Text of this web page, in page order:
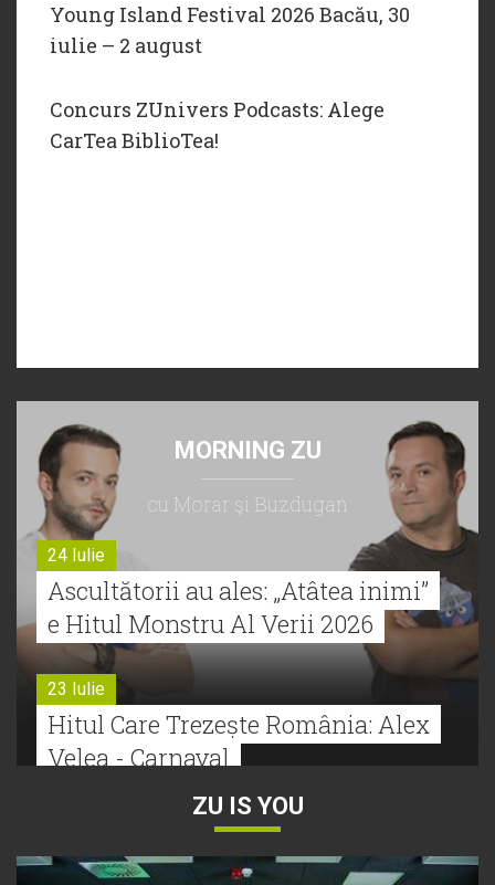
Young Island Festival 2026 Bacău, 30
iulie – 2 august
Concurs ZUnivers Podcasts: Alege
CarTea BiblioTea!
MORNING ZU
cu Morar şi Buzdugan
24 Iulie
Ascultătorii au ales: „Atâtea inimi”
e Hitul Monstru Al Verii 2026
23 Iulie
Hitul Care Trezește România: Alex
Velea - Carnaval
Bătălie strânsă la Hitul Monstru Al
ZU IS YOU